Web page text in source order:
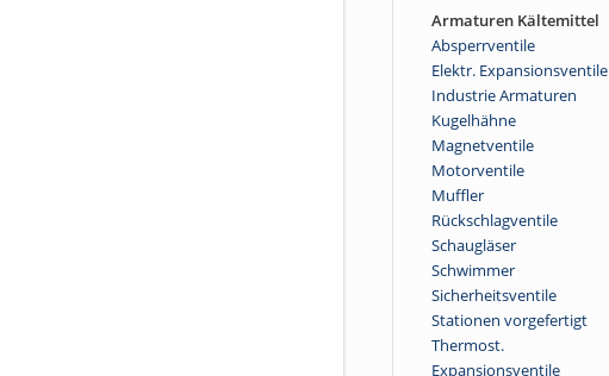
Armaturen Kältemittel
Absperrventile
Elektr. Expansionsventile
Industrie Armaturen
Kugelhähne
Magnetventile
Motorventile
Muffler
Rückschlagventile
Schaugläser
Schwimmer
Sicherheitsventile
Stationen vorgefertigt
Thermost.
Expansionsventile